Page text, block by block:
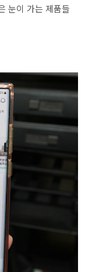
눈이 가는 제품들